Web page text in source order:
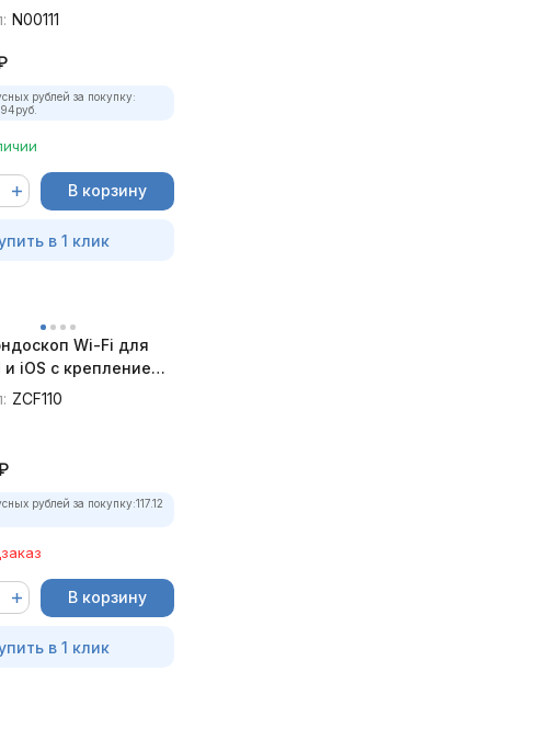
N00111
рублей за покупку:
руб.
В корзину
в 1 клик
Wi-Fi для
и iOS с креплением
ZCF110
рублей за покупку:117.12
В корзину
в 1 клик